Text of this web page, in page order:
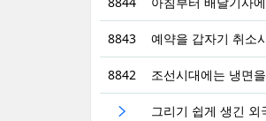
8843 예약을 갑자기 취소
8842 조선시대에는 냉면
그리기 쉽게 생긴